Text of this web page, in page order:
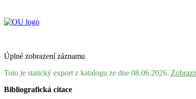
Úplné zobrazení záznamu
Toto je statický export z katalogu ze dne 08.06.2026.
Bibliografická citace